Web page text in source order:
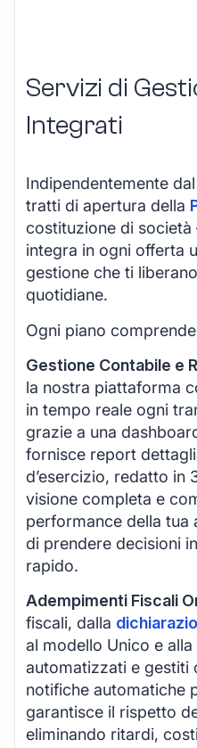
Servizi di
Integrati
Indipendentemente
tratti di apertura della
costituzione di società
integra in ogni offerta
gestione che ti
quotidiane.
Ogni piano
Gestione Contabile e
la nostra piattaforma
in tempo reale ogni
grazie a una
fornisce report
d’esercizio, redatto in
visione completa e
performance della
di prendere decisioni
rapido.
Adempimenti Fiscali
fiscali, dalla
al modello Unico e
automatizzati e gestiti
notifiche automatiche
garantisce il rispetto
eliminando ritardi,